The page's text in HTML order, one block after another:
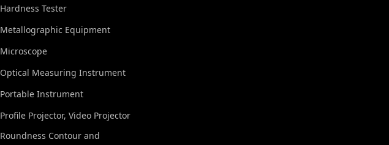
Hardness Tester
Metallographic Equipment
Microscope
Optical Measuring Instrument
Portable Instrument
Profile Projector, Video Projector
Roundness Contour and